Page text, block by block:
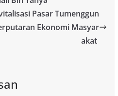
Pasar Tumenggun
Ekonomi Masyar
akat